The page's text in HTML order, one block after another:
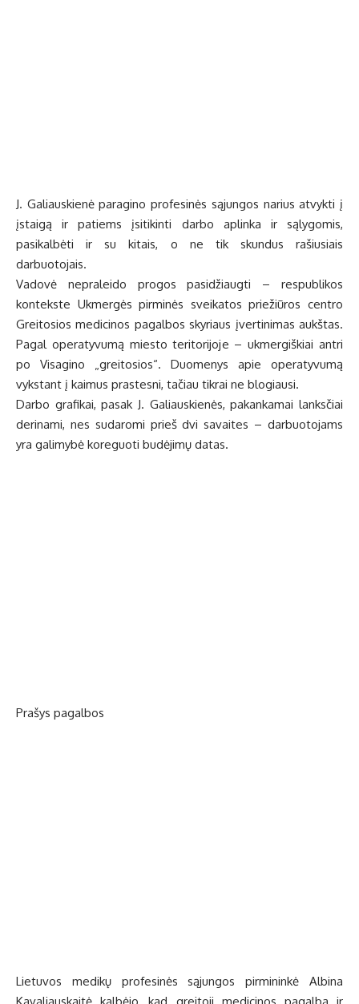
J. Galiauskienė paragino profesinės sąjungos narius atvykti į
įstaigą ir patiems įsitikinti darbo aplinka ir sąlygomis,
pasikalbėti ir su kitais, o ne tik skundus rašiusiais
darbuotojais.
Vadovė nepraleido progos pasidžiaugti – respublikos
kontekste Ukmergės pirminės sveikatos priežiūros centro
Greitosios medicinos pagalbos skyriaus įvertinimas aukštas.
Pagal operatyvumą miesto teritorijoje – ukmergiškiai antri
po Visagino „greitosios“. Duomenys apie operatyvumą
vykstant į kaimus prastesni, tačiau tikrai ne blogiausi.
Darbo grafikai, pasak J. Galiauskienės, pakankamai lanksčiai
derinami, nes sudaromi prieš dvi savaites – darbuotojams
yra galimybė koreguoti budėjimų datas.
Prašys pagalbos
Lietuvos medikų profesinės sąjungos pirmininkė Albina
Kavaliauskaitė kalbėjo, kad greitoji medicinos pagalba ir